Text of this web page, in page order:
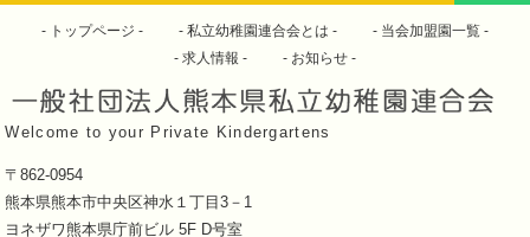
トップページ 私立幼稚園連合会とは
当会加盟園一覧
求人情報
お知らせ
Welcome to your Private Kindergartens
〒862-0954
熊本県熊本市中央区神水１丁目3－1
ヨネザワ熊本県庁前ビル 5F D号室